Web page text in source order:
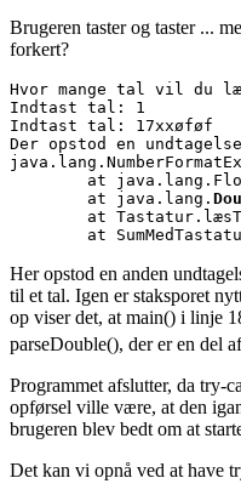
Brugeren taster og taster ...
forkert?
Hvor mange tal vil du
Indtast tal: 1
Indtast tal: 17xxøføf
Der opstod en
at
        at java.lang.
at
at
Her opstod en anden
til et tal. Igen er staksporet
op viser det, at main() i linje
parseDouble(), der er en del
Programmet afslutter, da try-
opførsel ville være, at den
brugeren blev bedt om at
Det kan vi opnå ved at have